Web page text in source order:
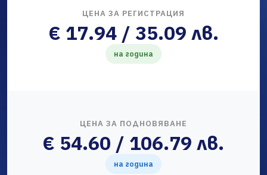
ЦЕНА ЗА РЕГИСТРАЦИЯ
€ 17.94 / 35.09 лв.
на година
ЦЕНА ЗА ПОДНОВЯВАНЕ
€ 54.60 / 106.79 лв.
на година